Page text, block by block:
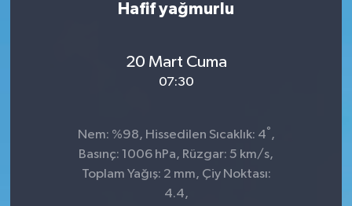
Hafif yağmurlu
20 Mart Cuma
07:30
Nem: %98, Hissedilen Sıcaklık: 4° ,
Basınç: 1006 hPa, Rüzgar: 5 km/s,
Toplam Yağış: 2 mm, Çiy Noktası:
4.4,